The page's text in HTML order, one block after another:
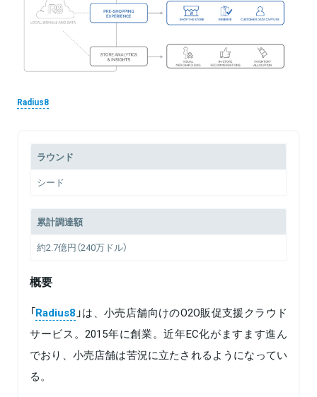
Radius8
ラウンド
シード
累計調達額
約2.7億円（240万ドル）
概要
「Radius8 」は、小売店舗向けのO2O販促支援クラウド
サービス。2015年に創業。近年EC化がますます進ん
でおり、小売店舗は苦況に立たされるようになってい
る。